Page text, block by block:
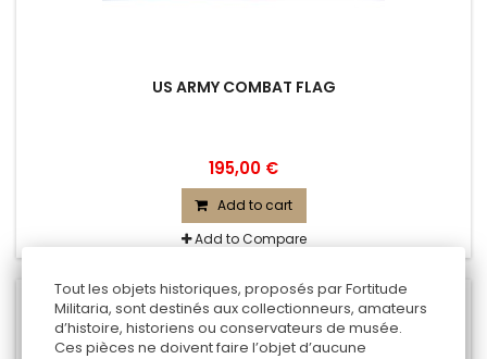
US ARMY COMBAT FLAG
195,00 €
Add to cart
Add to Compare
Tout les objets historiques, proposés par Fortitude
Militaria, sont destinés aux collectionneurs, amateurs
d’histoire, historiens ou conservateurs de musée.
Ces pièces ne doivent faire l’objet d’aucune